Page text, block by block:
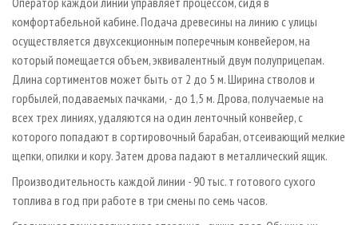
комфортабельной кабине. Подача древесины на линию с улицы
осуществляется двухсекционным поперечным конвейером, на
который помещается объем, эквивалентный двум полуприцепам.
Длина сортиментов может быть от 2 до 5 м. Ширина стволов и
горбылей, подаваемых пачками, - до 1,5 м. Дрова, получаемые на
всех трех линиях, удаляются на один ленточный конвейер, с
которого попадают в сортировочный барабан, отсеивающий мелкие
щепки, опилки и кору. Затем дрова падают в металлический ящик.
Производительность каждой линии - 90 тыс. т готового сухого
топлива в год при работе в три смены по семь часов.